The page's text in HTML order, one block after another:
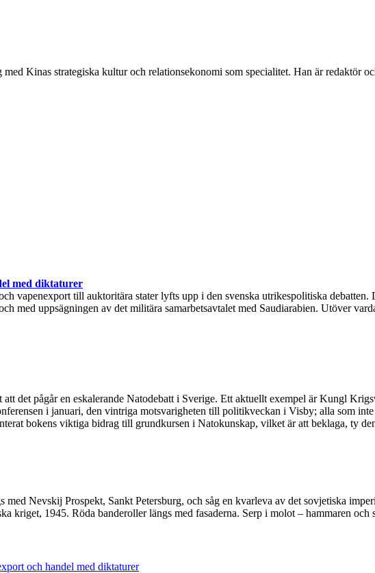
Kinas strategiska kultur och relationsekonomi som specialitet. Han är redaktör
med diktaturer
vapenexport till auktoritära stater lyfts upp i den svenska utrikespolitiska
med uppsägningen av det militära samarbetsavtalet med Saudiarabien. Utöver
att det pågår en eskalerande Natodebatt i Sverige. Ett aktuellt exempel är Kungl
i januari, den vintriga motsvarigheten till politikveckan i Visby; alla som
bokens viktiga bidrag till grundkursen i Natokunskap, vilket är att beklaga, ty
Nevskij Prospekt, Sankt Petersburg, och såg en kvarleva av det sovjetiska
kriget, 1945. Röda banderoller längs med fasaderna. Serp i molot – hammaren och
och handel med diktaturer